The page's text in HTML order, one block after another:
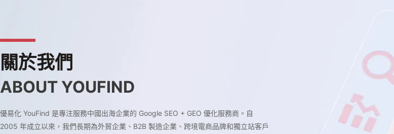
關於我們
ABOUT YOUFIND
優易化 YouFind 是專注服務中國出海企業的 Google SEO + GEO 優化服務商。自
2005 年成立以來，我們長期為外貿企業、B2B 製造企業、跨境電商品牌和獨立站客戶